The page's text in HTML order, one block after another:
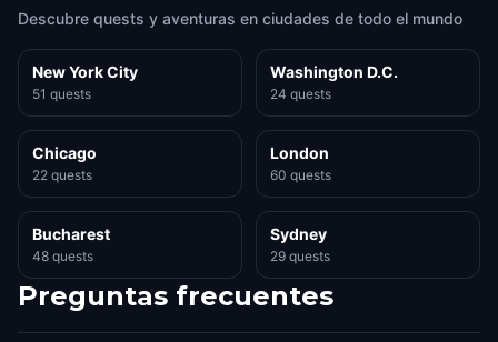
Descubre quests y aventuras en ciudades de todo el mundo
New York City
51 quests
Washington D.C.
24 quests
Chicago
22 quests
London
60 quests
Bucharest
48 quests
Sydney
29 quests
Preguntas frecuentes